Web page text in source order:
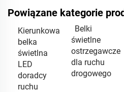
Powiązane kategorie
Kierunkowa
belka
świetlna
LED
doradcy
ruchu
Belki
świetlne
ostrzegawcze
dla ruchu
drogowego